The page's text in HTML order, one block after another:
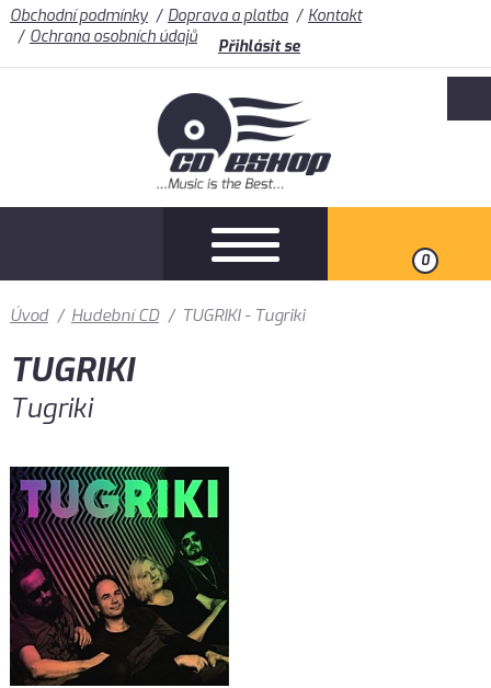
Obchodní podmínky Doprava a platba
Kontakt
Ochrana osobních údajů
Přihlásit se
0
Úvod / Hudební CD / TUGRIKI - Tugriki
TUGRIKI
Tugriki